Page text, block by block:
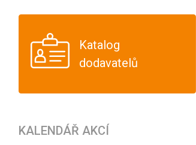
Katalog
dodavatelů
KALENDÁŘ AKCÍ